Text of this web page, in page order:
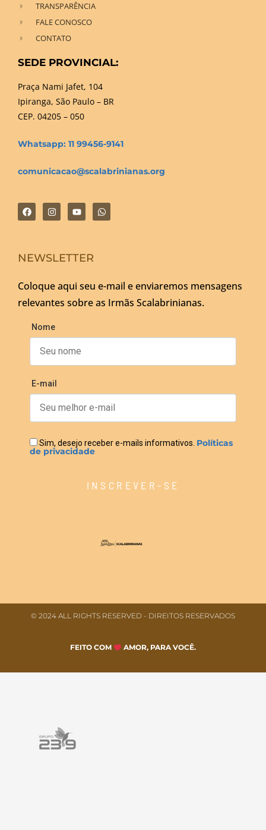
TRANSPARÊNCIA
FALE CONOSCO
CONTATO
SEDE PROVINCIAL:
Praça Nami Jafet, 104
Ipiranga, São Paulo – BR
CEP. 04205 – 050
Whatsapp: 11 99456-9141
comunicacao@scalabrinianas.org
NEWSLETTER
Coloque aqui seu e-mail e enviaremos mensagens
relevantes sobre as Irmãs Scalabrinianas.
Nome
E-mail
Sim, desejo receber e-mails informativos. Políticas
de privacidade
INSCREVER-SE
© 2024 ALL RIGHTS RESERVED​ - DIREITOS RESERVADOS
FEITO COM AMOR, PARA VOCÊ.